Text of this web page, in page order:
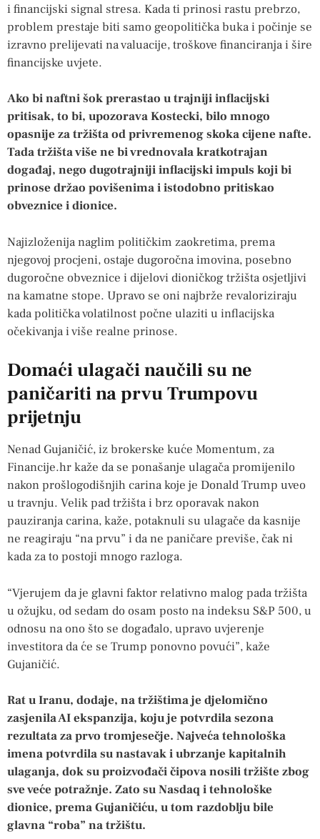
i financijski signal stresa. Kada ti prinosi rastu prebrzo,
problem prestaje biti samo geopolitička buka i počinje se
izravno prelijevati na valuacije, troškove financiranja i šire
financijske uvjete.
Ako bi naftni šok prerastao u trajniji inflacijski
pritisak, to bi, upozorava Kostecki, bilo mnogo
opasnije za tržišta od privremenog skoka cijene nafte.
Tada tržišta više ne bi vrednovala kratkotrajan
događaj, nego dugotrajniji inflacijski impuls koji bi
prinose držao povišenima i istodobno pritiskao
obveznice i dionice.
Najizloženija naglim političkim zaokretima, prema
njegovoj procjeni, ostaje dugoročna imovina, posebno
dugoročne obveznice i dijelovi dioničkog tržišta osjetljivi
na kamatne stope. Upravo se oni najbrže revaloriziraju
kada politička volatilnost počne ulaziti u inflacijska
očekivanja i više realne prinose.
Domaći ulagači naučili su ne
paničariti na prvu Trumpovu
prijetnju
Nenad Gujaničić, iz brokerske kuće Momentum, za
Financije.hr kaže da se ponašanje ulagača promijenilo
nakon prošlogodišnjih carina koje je Donald Trump uveo
u travnju. Velik pad tržišta i brz oporavak nakon
pauziranja carina, kaže, potaknuli su ulagače da kasnije
ne reagiraju “na prvu” i da ne paničare previše, čak ni
kada za to postoji mnogo razloga.
“Vjerujem da je glavni faktor relativno malog pada tržišta
u ožujku, od sedam do osam posto na indeksu S&P 500, u
odnosu na ono što se događalo, upravo uvjerenje
investitora da će se Trump ponovno povući”, kaže
Gujaničić.
Rat u Iranu, dodaje, na tržištima je djelomično
zasjenila AI ekspanzija, koju je potvrdila sezona
rezultata za prvo tromjesečje. Najveća tehnološka
imena potvrdila su nastavak i ubrzanje kapitalnih
ulaganja, dok su proizvođači čipova nosili tržište zbog
sve veće potražnje. Zato su Nasdaq i tehnološke
dionice, prema Gujaničiću, u tom razdoblju bile
glavna “roba” na tržištu.